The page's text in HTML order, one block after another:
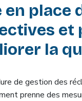
en place
et
la
de gestion des
prenne des